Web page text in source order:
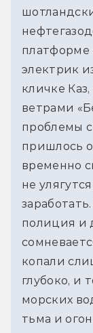
платформе
электрик
кличке
ветрами
проблемы
пришлось
временно
не
полиция и
копали
глубоко, и
морских
тьма и